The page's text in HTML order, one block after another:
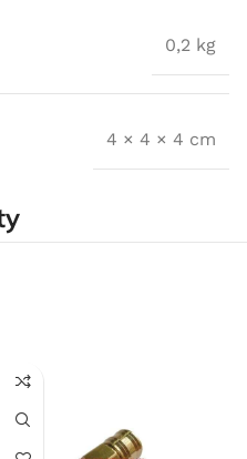
0,2 kg
4 × 4 × 4 cm
złożonych w sklepie
80,00 zł brutto.
sklepu